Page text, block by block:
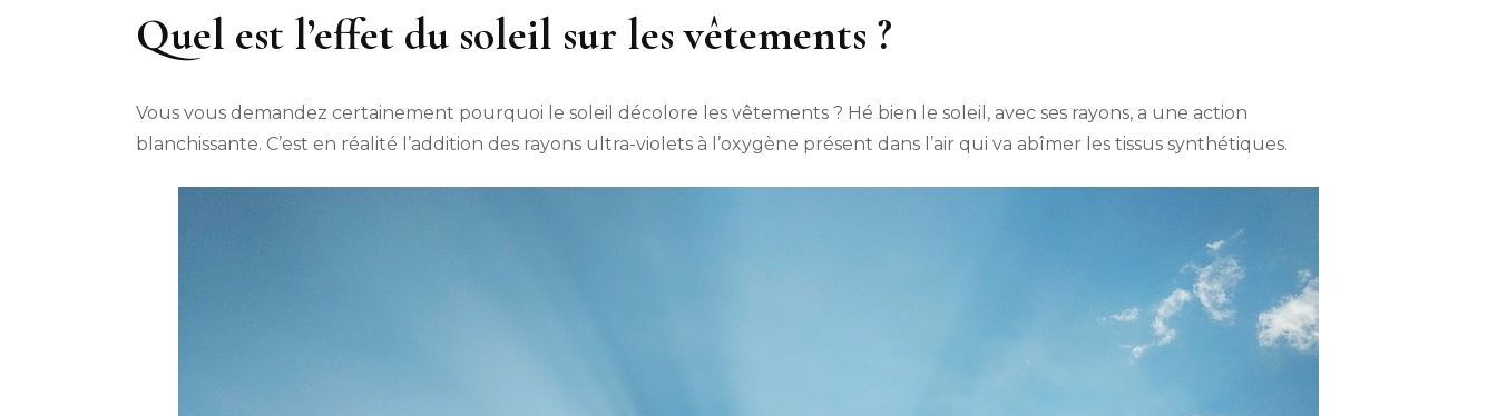
Quel est l’effet du soleil sur les vêtements ?
Vous vous demandez certainement pourquoi le soleil décolore les vêtements ? Hé bien le soleil, avec ses rayons, a une action
blanchissante. C’est en réalité l’addition des rayons ultra-violets à l’oxygène présent dans l’air qui va abîmer les tissus synthétiques.